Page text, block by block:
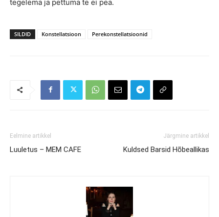
tegelema ja pettuma te ei pea.
SILDID Konstellatsioon Perekonstellatsioonid
Eelmine artikkel
Luuletus – MEM CAFE
Järgmine artikkel
Kuldsed Barsid Hõbeallikas